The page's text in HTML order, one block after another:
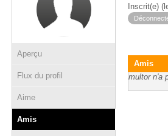
Aperçu
Flux du profil
Aime
Amis
Inscrit(e)
Amis
multor n'a